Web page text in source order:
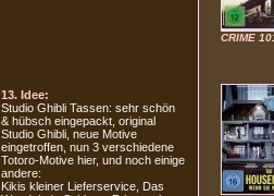
13. Idee:
Studio Ghibli Tassen: sehr schön
& hübsch eingepackt, original
Studio Ghibli, neue Motive
eingetroffen, nun 3 verschiedene
Totoro-Motive hier, und noch einige
andere:
Kikis kleiner Lieferservice, Das
CRIME